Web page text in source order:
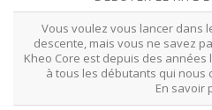
Vous voulez vous lancer dans
descente, mais vous ne savez
Kheo Core est depuis des
à tous les débutants qui nous
En savoir